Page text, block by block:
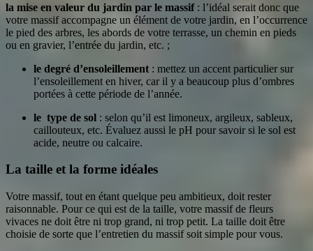
la mise en valeur du jardin par le massif: l’idéal serait donc que
votre massif accompagne un élément de votre jardin, en l’occurrence
le pied des arbres, les abords de votre terrasse, un chemin en pieds
ou en gravier, l’entrée du jardin, etc. ;
le degré d’ensoleillement : mettez un accent particulier sur
l’ensoleillement en hiver, car il y a beaucoup plus d’ombres
portées à cette période de l’année.
le type de sol : selon qu’il est limoneux, argileux, sableux,
caillouteux, etc. Évaluez aussi le pH pour savoir si le sol est
acide, neutre ou calcaire.
La taille et la forme idéales
Votre massif, tout en étant quelque peu ambitieux, doit rester
raisonnable. Pour ce qui est de la taille, votre massif de fleurs
vivaces ne doit être ni trop grand, ni trop petit. La taille doit être
choisie de sorte que l’entretien du massif soit simple pour vous.